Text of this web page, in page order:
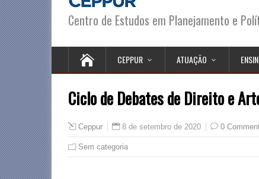
Centro de Estudos em Planejamento e
CEPPUR ATUAÇÃO
Ciclo de Debates de Direito e
Ceppur 8 de setembro de 2020 0
Sem categoria